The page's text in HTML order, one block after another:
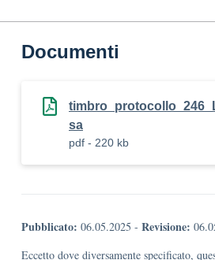
Documenti
sa
pdf - 220 kb
Pubblicato: 06.05.2025 - Revisione:
Eccetto dove diversamente specificato,